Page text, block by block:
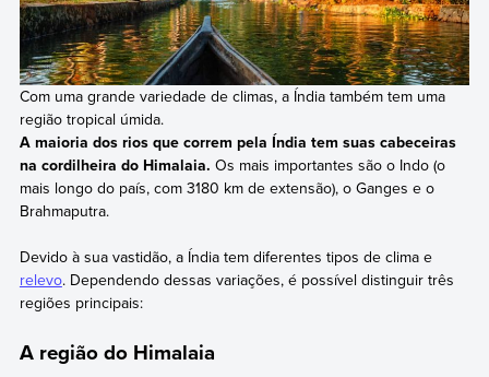
Com uma grande variedade de climas, a Índia também tem uma
região tropical úmida.
A maioria dos rios que correm pela Índia tem suas cabeceiras
na cordilheira do Himalaia. Os mais importantes são o Indo (o
mais longo do país, com 3180 km de extensão), o Ganges e o
Brahmaputra.
Devido à sua vastidão, a Índia tem diferentes tipos de clima e
relevo. Dependendo dessas variações, é possível distinguir três
regiões principais:
A região do Himalaia